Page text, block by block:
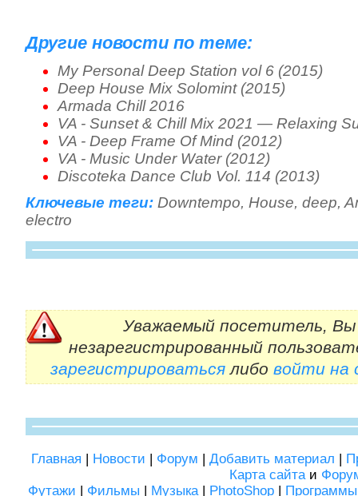
Другие новости по теме:
My Personal Deep Station vol 6 (2015)
Deep House Mix Solomint (2015)
Armada Chill 2016
VA - Sunset & Chill Mix 2021 — Relaxing
VA - Deep Frame Of Mind (2012)
VA - Music Under Water (2012)
Discoteka Dance Club Vol. 114 (2013)
Ключевые теги: Downtempo, House, deep,
electro
Уважаемый посетитель, Вы
незарегистрированный
зарегистрироватьсялибо войти на
Главная | Новости | Форум | Добавить материал |
Карта сайтаи
Футажи | Фильмы | Музыка| PhotoShop | Программы